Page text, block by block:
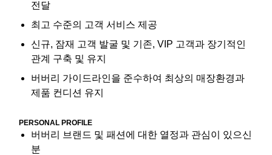
전달
최고 수준의 고객 서비스 제공
신규, 잠재 고객 발굴 및 기존, VIP 고객과 장기적인
관계 구축 및 유지
버버리 가이드라인을 준수하여 최상의 매장환경과
제품 컨디션 유지
PERSONAL PROFILE
버버리 브랜드 및 패션에 대한 열정과 관심이 있으신
분